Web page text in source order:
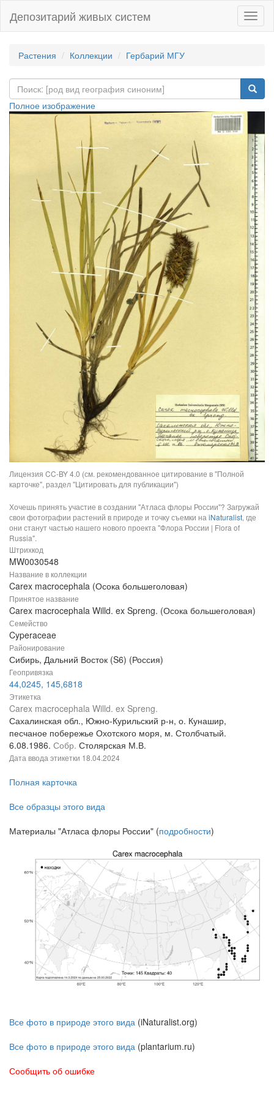
Депозитарий живых систем
Растения Коллекции Гербарий МГУ
Полное изображение
Лицензия CC-BY 4.0 (см. рекомендованное цитирование в "Полной
карточке", раздел "Цитировать для публикации")
Хочешь принять участие в создании "Атласа флоры России"? Загружай
свои фотографии растений в природе и точку съемки на iNaturalist, где
они станут частью нашего нового проекта "Флора России | Flora of
Russia".
Штрихкод
MW0030548
Название в коллекции
Carex macrocephala (Осока большеголовая)
Принятое название
Carex macrocephala Willd. ex Spreng. (Осока большеголовая)
Семейство
Cyperaceae
Районирование
Сибирь, Дальний Восток (S6) (Россия)
Геопривязка
44,0245, 145,6818
Этикетка
Carex macrocephala Willd. ex Spreng.
Сахалинская обл., Южно-Курильский р-н, о. Кунашир,
песчаное побережье Охотского моря, м. Столбчатый.
6.08.1986. Собр. Столярская М.В.
Дата ввода этикетки 18.04.2024
Полная карточка
Все образцы этого вида
Материалы "Атласа флоры России" (подробности)
Все фото в природе этого вида (iNaturalist.org)
Все фото в природе этого вида (plantarium.ru)
Сообщить об ошибке